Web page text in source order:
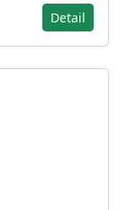
Detail